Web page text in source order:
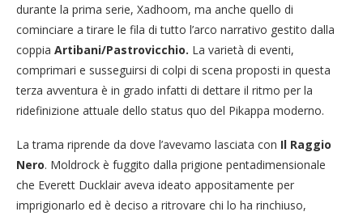
durante la prima serie, Xadhoom, ma anche quello di
cominciare a tirare le fila di tutto l’arco narrativo gestito dalla
coppia Artibani/Pastrovicchio. La varietà di eventi,
comprimari e susseguirsi di colpi di scena proposti in questa
terza avventura è in grado infatti di dettare il ritmo per la
ridefinizione attuale dello status quo del Pikappa moderno.
La trama riprende da dove l’avevamo lasciata con Il Raggio
Nero. Moldrock è fuggito dalla prigione pentadimensionale
che Everett Ducklair aveva ideato appositamente per
imprigionarlo ed è deciso a ritrovare chi lo ha rinchiuso,